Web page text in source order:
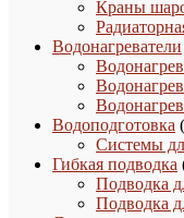
Краны
Водонагреватели
Водоподготовка
Системы
Гибкая подводка
Подводка
Подводка